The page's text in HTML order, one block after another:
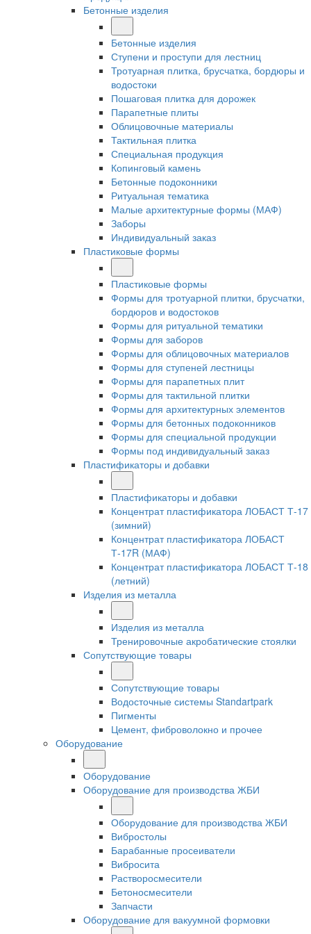
Бетонные изделия
Бетонные изделия
Ступени и проступи для лестниц
Тротуарная плитка, брусчатка, бордюры и
водостоки
Пошаговая плитка для дорожек
Парапетные плиты
Облицовочные материалы
Тактильная плитка
Специальная продукция
Копинговый камень
Бетонные подоконники
Ритуальная тематика
Малые архитектурные формы (МАФ)
Заборы
Индивидуальный заказ
Пластиковые формы
Пластиковые формы
Формы для тротуарной плитки, брусчатки,
бордюров и водостоков
Формы для ритуальной тематики
Формы для заборов
Формы для облицовочных материалов
Формы для ступеней лестницы
Формы для парапетных плит
Формы для тактильной плитки
Формы для архитектурных элементов
Формы для бетонных подоконников
Формы для специальной продукции
Формы под индивидуальный заказ
Пластификаторы и добавки
Пластификаторы и добавки
Концентрат пластификатора ЛОБАСТ Т-17
(зимний)
Концентрат пластификатора ЛОБАСТ
Т-17R (МАФ)
Концентрат пластификатора ЛОБАСТ Т-18
(летний)
Изделия из металла
Изделия из металла
Тренировочные акробатические стоялки
Сопутствующие товары
Сопутствующие товары
Водосточные системы Standartpark
Пигменты
Цемент, фиброволокно и прочее
Оборудование
Оборудование
Оборудование для производства ЖБИ
Оборудование для производства ЖБИ
Вибростолы
Барабанные просеиватели
Вибросита
Растворосмесители
Бетоносмесители
Запчасти
Оборудование для вакуумной формовки